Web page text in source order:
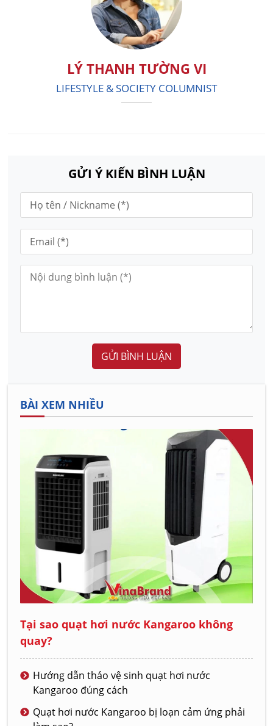
LÝ THANH TƯỜNG VI
LIFESTYLE & SOCIETY COLUMNIST
GỬI Ý KIẾN BÌNH LUẬN
GỬI BÌNH LUẬN
BÀI XEM NHIỀU
Tại sao quạt hơi nước Kangaroo không
quay?
Hướng dẫn tháo vệ sinh quạt hơi nước
Kangaroo đúng cách
Quạt hơi nước Kangaroo bị loạn cảm ứng phải